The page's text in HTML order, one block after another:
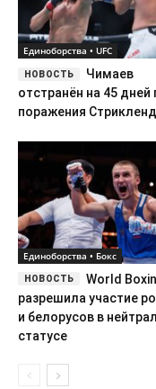
Единоборства • UFC
Чимаев
отстранён на 45 дней
поражения
Единоборства • Бокс
World
разрешила участие
и белорусов в
статусе